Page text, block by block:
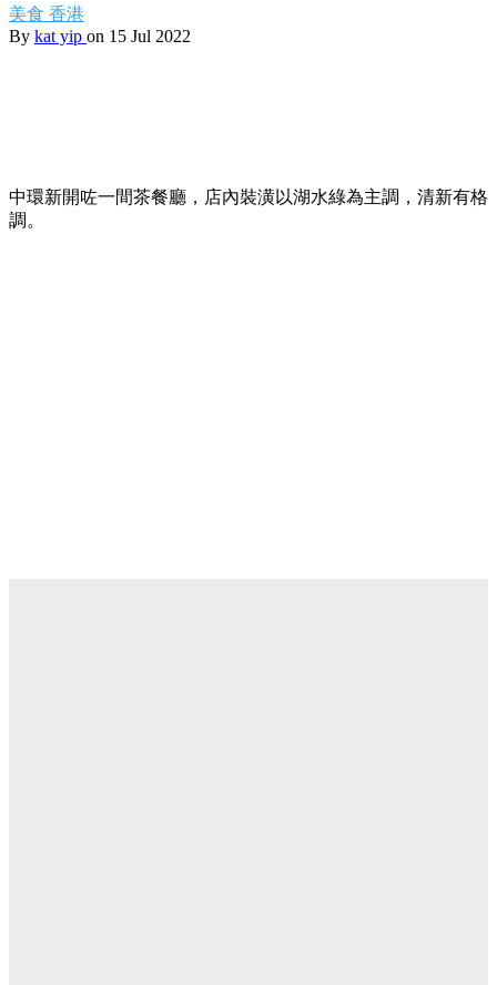
美食 香港
By kat yip on 15 Jul 2022
中環新開咗一間茶餐廳，店內裝潢以湖水綠為主調，清新有格
調。